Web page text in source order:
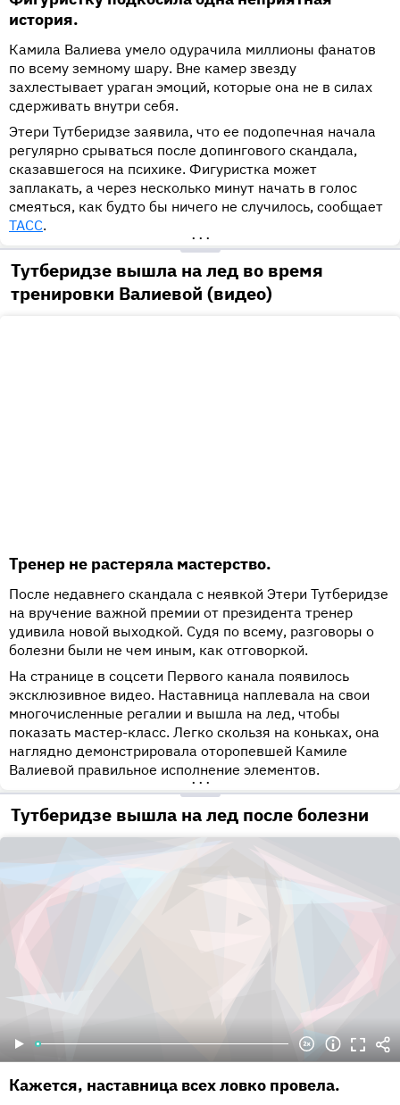
история.
Камила Валиева умело одурачила миллионы фанатов
по всему земному шару. Вне камер звезду
захлестывает ураган эмоций, которые она не в силах
сдерживать внутри себя.
Этери Тутберидзе заявила, что ее подопечная начала
регулярно срываться после допингового скандала,
сказавшегося на психике. Фигуристка может
заплакать, а через несколько минут начать в голос
смеяться, как будто бы ничего не случилось, сообщает
ТАСС.
•••
Тутберидзе вышла на лед во время
тренировки Валиевой (видео)
Тренер не растеряла мастерство.
После недавнего скандала с неявкой Этери Тутберидзе
на вручение важной премии от президента тренер
удивила новой выходкой. Судя по всему, разговоры о
болезни были не чем иным, как отговоркой.
На странице в соцсети Первого канала появилось
эксклюзивное видео. Наставница наплевала на свои
многочисленные регалии и вышла на лед, чтобы
показать мастер-класс. Легко скользя на коньках, она
наглядно демонстрировала оторопевшей Камиле
Валиевой правильное исполнение элементов.
•••
Тутберидзе вышла на лед после болезни
Кажется, наставница всех ловко провела.